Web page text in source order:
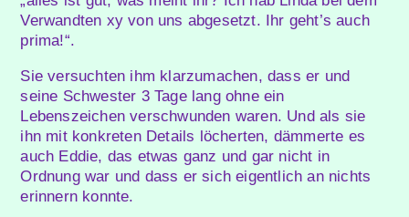
Verwandten xy von uns abgesetzt. Ihr geht’s auch
prima!“.
Sie versuchten ihm klarzumachen, dass er und
seine Schwester 3 Tage lang ohne ein
Lebenszeichen verschwunden waren. Und als sie
ihn mit konkreten Details löcherten, dämmerte es
auch Eddie, das etwas ganz und gar nicht in
Ordnung war und dass er sich eigentlich an nichts
erinnern konnte.